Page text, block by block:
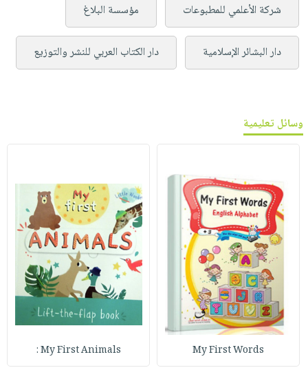
شركة الأعلمي للمطبوعات مؤسسة البلاغ
دار البشائر الإسلامية دار الكتاب العربي للنشر والتوزيع
وسائل تعليمية
My First Words
My First Animals :